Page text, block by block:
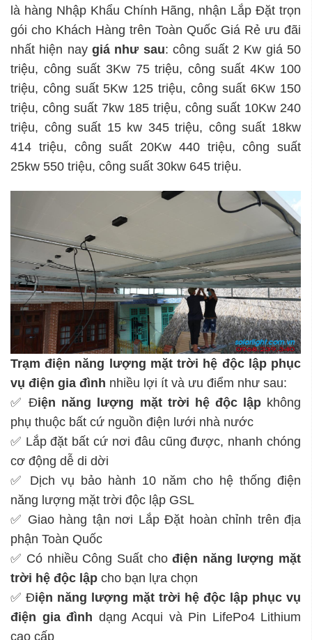
là hàng Nhập Khẩu Chính Hãng, nhận Lắp Đặt trọn
gói cho Khách Hàng trên Toàn Quốc Giá Rẻ ưu đãi
nhất hiện naygiá như sau: công suất 2 Kw giá 50
triệu, công suất 3Kw 75 triệu, công suất 4Kw 100
triệu, công suất 5Kw 125 triệu, công suất 6Kw 150
triệu, công suất 7kw 185 triệu, công suất 10Kw 240
triệu, công suất 15 kw 345 triệu, công suất 18kw
414 triệu, công suất 20Kw 440 triệu, công suất
25kw 550 triệu, công suất 30kw 645 triệu.
Trạm điện năng lượng mặt trời hệ độc lậpphục
vụ điện gia đình nhiều lợi ít và ưu điểm như sau:
✅ Điện năng lượng mặt trời hệ độc lậpkhông
phụ thuộc bất cứ nguồn điện lưới nhà nước
✅ Lắp đặt bất cứ nơi đâu cũng được, nhanh chóng
cơ động dễ di dời
✅ Dịch vụ bảo hành 10 năm cho hệ thống điện
năng lượng mặt trời độc lập GSL
✅ Giao hàng tận nơi Lắp Đặt hoàn chỉnh trên địa
phận Toàn Quốc
✅ Có nhiều Công Suất chođiện năng lượng mặt
trời hệ độc lập cho bạn lựa chọn
✅ Điện năng lượng mặt trời hệ độc lập phục vụ
điện gia đình dạng Acqui và Pin LifePo4 Lithium
cao cấp